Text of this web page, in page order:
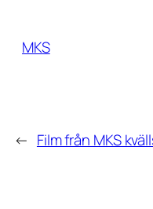
MKS
← Film från MKS